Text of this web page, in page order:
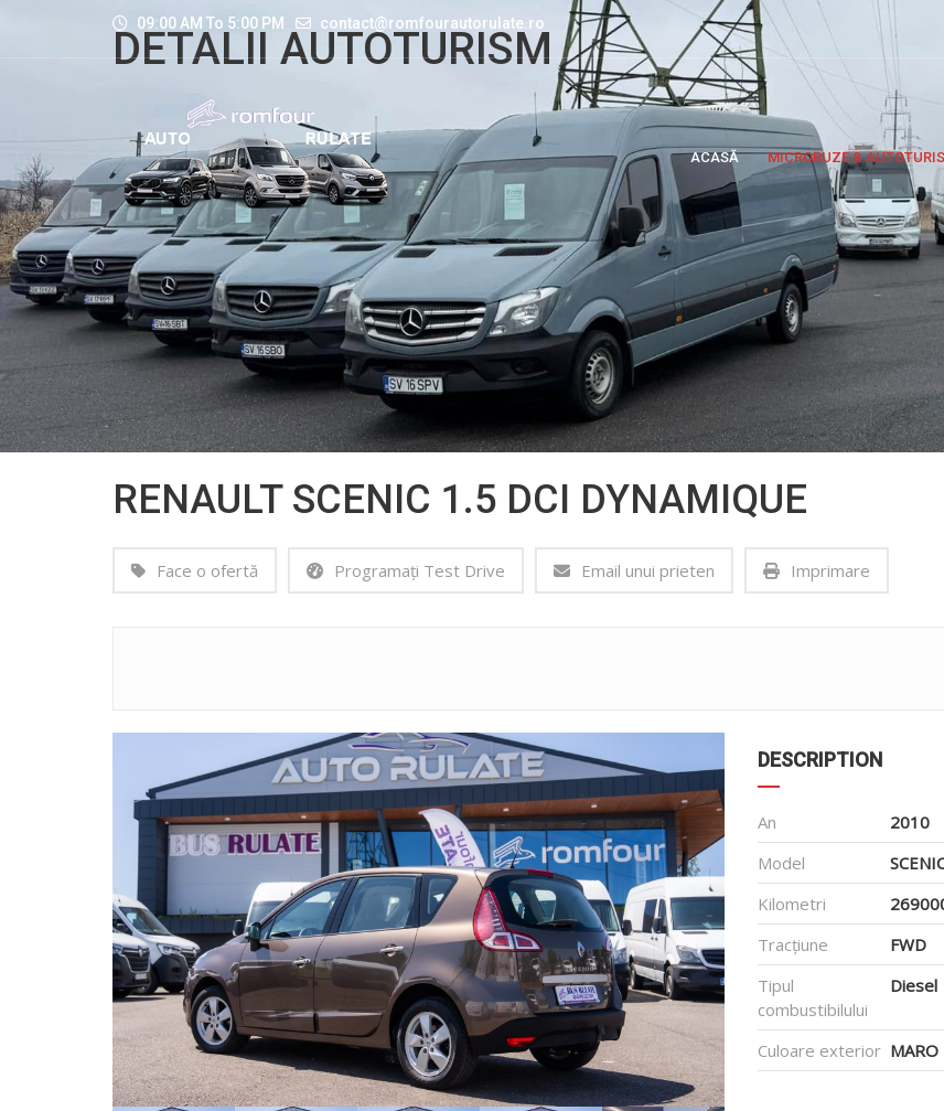
09:00 AM To 5:00 PM contact@romfourautorulate.ro
ACASĂ MICROBUZE &
DETALII AUTOTURISM
RENAULT SCENIC 1.5 DCI DYNAMIQUE
Face o ofertă Programați Test Drive Email unui prieten Imprimare
DESCRIPTION
An 2010
Model
Kilometri
Tracțiune
FWD
Tipul
combustibilului
Diesel
Culoare exterior MARO